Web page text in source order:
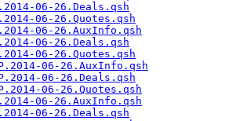
06-26.Deals.qsh
06-26.Quotes.qsh
06-26.AuxInfo.qsh
06-26.Deals.qsh
06-26.Quotes.qsh
06-26.AuxInfo.qsh
06-26.Deals.qsh
06-26.Quotes.qsh
06-26.AuxInfo.qsh
06-26.Deals.qsh